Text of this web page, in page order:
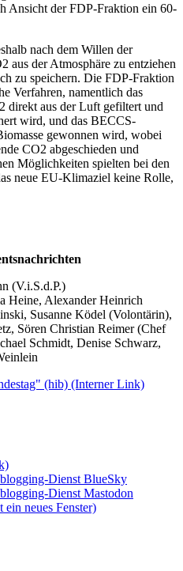
Ansicht der FDP-Fraktion ein 60-
nach dem Willen der
aus der Atmosphäre zu entziehen
zu speichern. Die FDP-Fraktion
Verfahren, namentlich das
direkt aus der Luft gefiltert und
wird, und das BECCS-
gewonnen wird, wobei
CO2 abgeschieden und
Möglichkeiten spielten bei den
neue EU-Klimaziel keine Rolle,
(V.i.S.d.P.)
Heine, Alexander Heinrich
Susanne Ködel (Volontärin),
Sören Christian Reimer (Chef
Schmidt, Denise Schwarz,
(hib) (Interner Link)
Dienst BlueSky
Dienst Mastodon
neues Fenster)